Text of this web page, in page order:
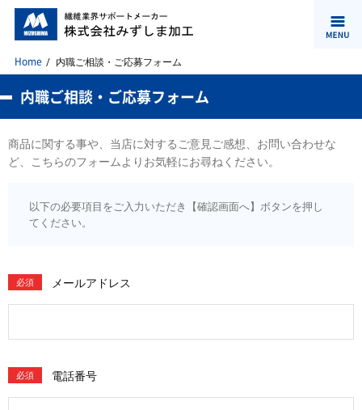
Home 内職ご相談・ご応募フォーム
内職ご相談・ご応募フォーム
商品に関する事や、当店に対するご意見ご感想、お問い合わせな
ど、こちらのフォームよりお気軽にお尋ねください。
以下の必要項目をご入力いただき【確認画面へ】ボタンを押し
てください。
必須 メールアドレス
必須 電話番号